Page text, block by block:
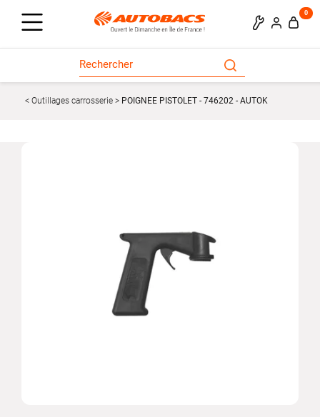
0
Outillages carrosserie POIGNEE PISTOLET - 746202 - AUTOK